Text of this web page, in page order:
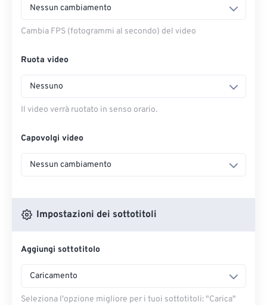
Nessun cambiamento
Cambia FPS (fotogrammi al secondo) del video
Ruota video
Nessuno
Il video verrà ruotato in senso orario.
Capovolgi video
Nessun cambiamento
Impostazioni dei sottotitoli
Aggiungi sottotitolo
Caricamento
Seleziona l'opzione migliore per i tuoi sottotitoli: "Carica" ​​